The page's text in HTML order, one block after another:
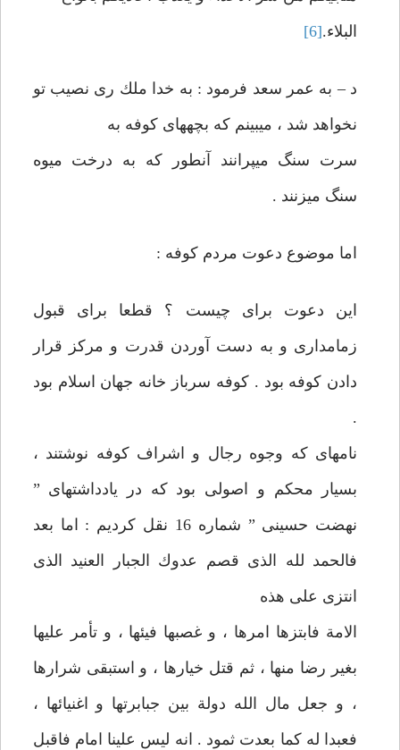
البلاء.[6]
د – به عمر سعد فرمود : به خدا ملك ری نصيب تو
نخواهد شد ، می‏بينم كه‏ بچه‏های كوفه به
سرت سنگ می‏پرانند آنطور كه به درخت ميوه
سنگ می‏زنند .
اما موضوع دعوت مردم كوفه :
اين دعوت برای چيست ؟ قطعا برای قبول
زمامداری و به دست آوردن قدرت‏ و مركز قرار
دادن كوفه بود . كوفه سرباز خانه جهان اسلام بود
.
نامه‏ای كه‏ وجوه رجال و اشراف كوفه نوشتند ،
بسيار محكم و اصولی بود كه در يادداشتهای ”
نهضت حسينی ” شماره 16 نقل كرديم : اما بعد
فالحمد لله‏ الذی قصم عدوك الجبار العنيد الذی
انتزی علی هذه
الامة فابتزها امرها ، و غصبها فيئها ، و تأمر عليها
بغير رضا منها ، ثم قتل خيارها ، و استبقی‏ شرارها
، و جعل مال الله دولة بين جبابرتها و اغنيائها ،
فعبدا له كما بعدت ثمود . انه ليس علينا امام فاقبل